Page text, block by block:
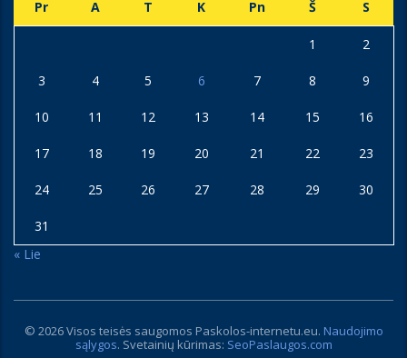
Pr A T K Pn Š S
1 2
3 4 5 6 7 8 9
10 11 12 13 14 15 16
17 18 19 20 21 22 23
24 25 26 27 28 29 30
31
« Lie
© 2026 Visos teisės saugomos Paskolos-internetu.eu. Naudojimo
sąlygos. Svetainių kūrimas: SeoPaslaugos.com